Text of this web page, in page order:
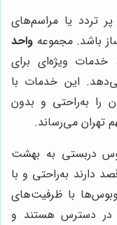
تردد یا مراسم‌های
باشد. مجموعه واحد
ویژه‌ای برای
این خدمات با
را به‌راحتی و بدون
تهران می‌رساند.
دربستی به بهشت
دارند به‌راحتی و با
با ظرفیت‌های
در دسترس هستند و